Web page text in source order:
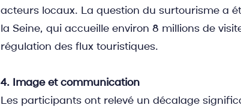
acteurs locaux. La question du surtourisme a
la Seine, qui accueille environ 8 millions de
régulation des flux touristiques.
4. Image et communication
Les participants ont relevé un décalage